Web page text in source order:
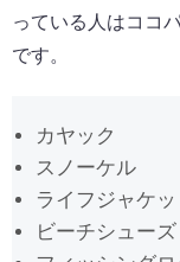
っている人はココ
です。
カヤック
スノーケル
ライフジャケッ
ビーチシューズ